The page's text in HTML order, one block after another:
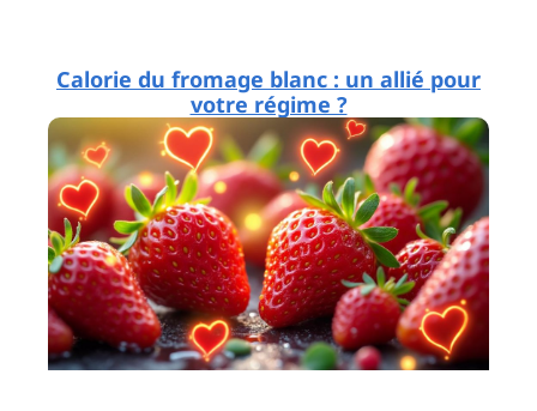
Calorie du fromage blanc : un allié pour
votre régime ?